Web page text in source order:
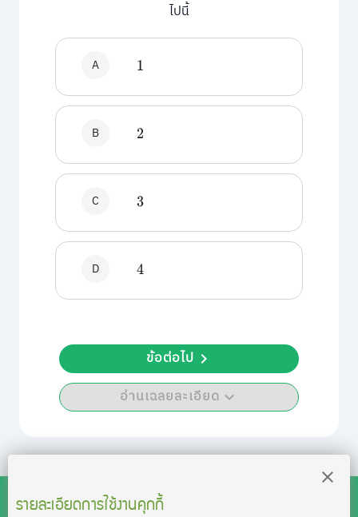
ไปนี้
A 1
B 2
C 3
D 4
อ่านเฉลยละเอียด
ข้อต่อไป
รายละเอียดการใช้งานคุกกี้